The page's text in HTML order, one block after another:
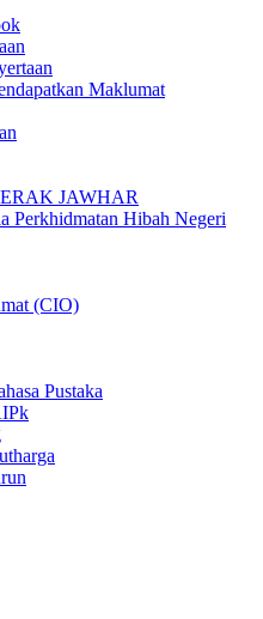
Maklumat
JAWHAR
Perkhidmatan Hibah Negeri
(CIO)
Pustaka